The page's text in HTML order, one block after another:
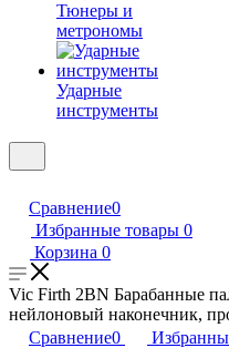
Тюнеры и
метрономы
Ударные
инструменты
Сравнение0
Избранные товары 0
Корзина 0
Vic Firth 2BN Барабанные
нейлоновый наконечник,
Сравнение0